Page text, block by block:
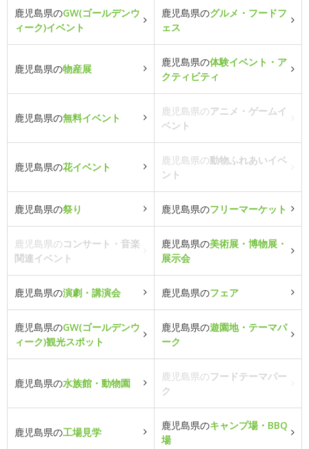
鹿児島県のGW(ゴールデンウ
ィーク)イベント
鹿児島県のグルメ・フードフ
ェス
鹿児島県の物産展
鹿児島県の体験イベント・ア
クティビティ
鹿児島県の無料イベント
鹿児島県のアニメ・ゲームイ
ベント
鹿児島県の花イベント
鹿児島県の動物ふれあいイベ
ント
鹿児島県の祭り 鹿児島県のフリーマーケット
鹿児島県のコンサート・音楽
関連イベント
鹿児島県の美術展・博物展・
展示会
鹿児島県の演劇・講演会 鹿児島県のフェア
鹿児島県のGW(ゴールデンウ
ィーク)観光スポット
鹿児島県の遊園地・テーマパ
ーク
鹿児島県の水族館・動物園
鹿児島県のフードテーマパー
ク
鹿児島県の工場見学
鹿児島県のキャンプ場・BBQ
場